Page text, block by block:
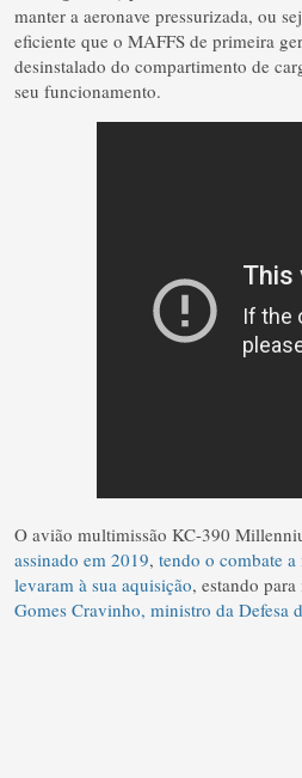
manter a aeronave pressurizada, ou
eficiente que o MAFFS de primeira
desinstalado do compartimento de
seu funcionamento.
O avião multimissão KC-390
assinado em 2019, tendo o combate
levaram à sua aquisição, estando para
Gomes Cravinho, ministro da Defesa